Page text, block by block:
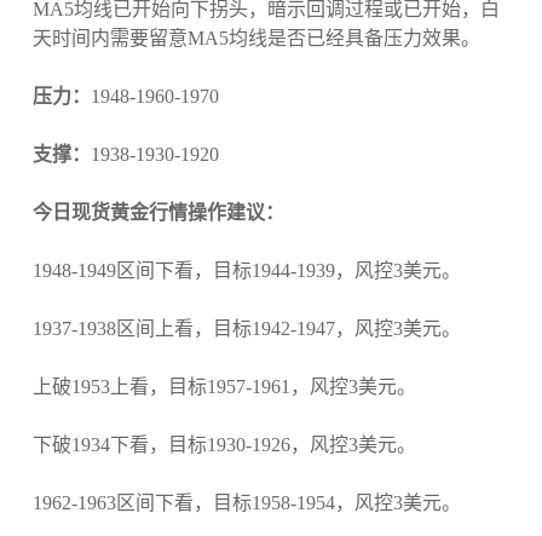
MA5均线已开始向下拐头，暗示回调过程或已开始，白
天时间内需要留意MA5均线是否已经具备压力效果。
压力： 1948-1960-1970
支撑： 1938-1930-1920
今日现货黄金行情操作建议：
1948-1949区间下看，目标1944-1939，风控3美元。
1937-1938区间上看，目标1942-1947，风控3美元。
上破1953上看，目标1957-1961，风控3美元。
下破1934下看，目标1930-1926，风控3美元。
1962-1963区间下看，目标1958-1954，风控3美元。